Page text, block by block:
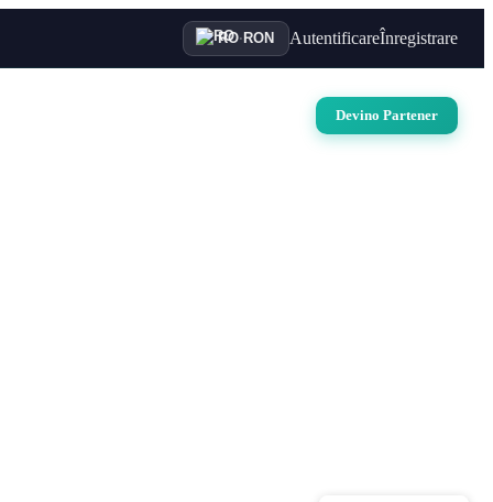
RO· RON AutentificareÎnregistrare
Devino Partener